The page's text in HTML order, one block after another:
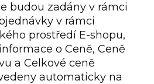
budou zadány v rámci
v rámci
prostředí E-shopu,
o Ceně, Ceně
a Celkové ceně
automaticky na